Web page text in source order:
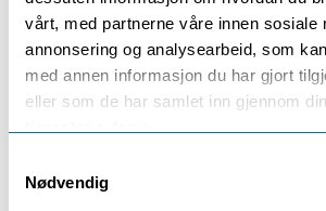
vårt, med partnerne våre innen sosiale
annonsering og analysearbeid, som
med annen informasjon du har gjort
eller som de har samlet inn gjennom
Nødvendig
Beskrivelse Teknisk info